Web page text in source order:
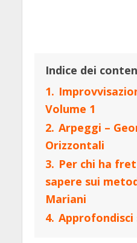
Indice dei
1.
Volume 1
2. Arpeggi –
Orizzontali
3. Per chi ha
sapere sui
Mariani
4. Approfondisci